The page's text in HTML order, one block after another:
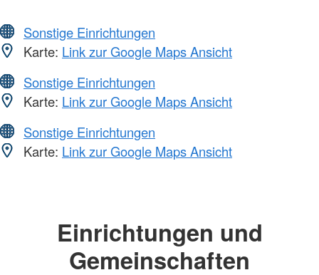
Sonstige Einrichtungen
Karte: Link zur Google Maps Ansicht
Sonstige Einrichtungen
Karte: Link zur Google Maps Ansicht
Sonstige Einrichtungen
Karte: Link zur Google Maps Ansicht
Einrichtungen und
Gemeinschaften